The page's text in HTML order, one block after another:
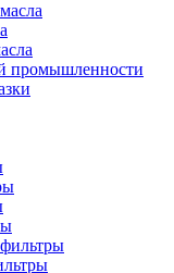
промышленности